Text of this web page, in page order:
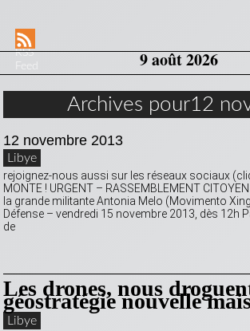
RSS
Feed
9 août 2026
Archives pour12
12 novembre 2013
Libye
rejoignez-nous aussi sur les réseaux sociaux
MONTE ! URGENT – RASSEMBLEMENT
la grande militante Antonia Melo (Movimento
Défense – vendredi 15 novembre 2013, dès 12h
de
Les drones, nous
géostratégie nouvelle
Libye